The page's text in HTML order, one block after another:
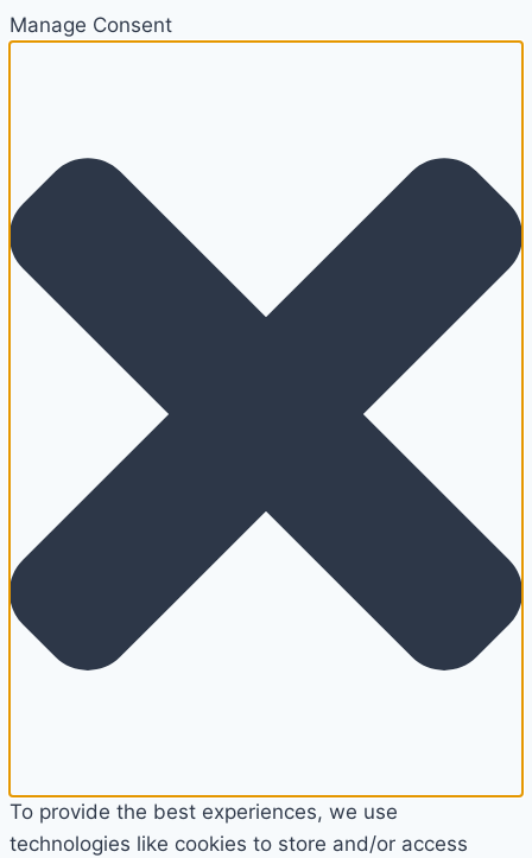
Manage Consent
To provide the best experiences, we use
technologies like cookies to store and/or access